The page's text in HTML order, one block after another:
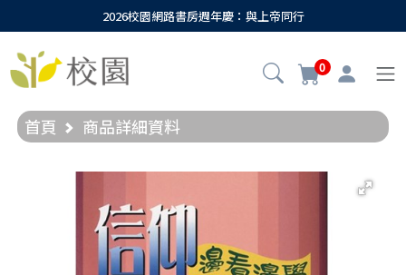
2026校園網路書房週年慶：與上帝同行
0
首頁 商品詳細資料